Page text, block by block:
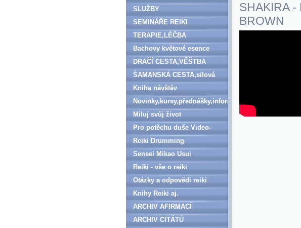
SHAKIRA -
BROWN
SLUŽBY
SEMINÁŘE REIKI
TERAPIE,LÉČBA
Bachovy květové esence
DRAČÍ CESTA,VĚŠTBA
ŠAMANSKÁ CESTA,silová
zvířata
Kniha návštěv
Novinky,kursy,přednášky,informace
Miluj svůj život
Pro potěchu duše Video-
denně aktualizováno
Reiki Drumming
Sensei Mikao Usui
Reiki - vše o reiki
Otázky a odpovědi reiki
Knihy Reiki aj.
ARCHIV AFIRMACÍ
ARCHIV CITÁTŮ